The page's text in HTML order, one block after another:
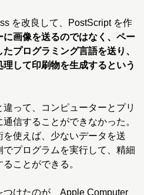
を改良して、PostScript を作
に画像を送るのではなく、ペー
プログラミング言語を送り、
して印刷物を生成するという
って、コンピューターとプリ
信することができなかった。
を使えば、少ないデータを送
でプログラムを実行して、精細
ことができる。
けたのが、Apple Computer